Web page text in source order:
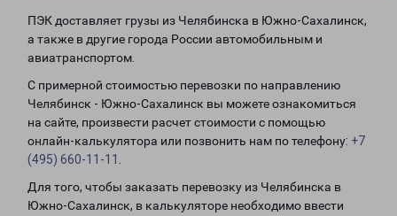
ПЭК доставляет грузы из Челябинска в Южно-Сахалинск,
а также в другие города России автомобильным и
авиатранспортом.
С примерной стоимостью перевозки по направлению
Челябинск - Южно-Сахалинск вы можете ознакомиться
на сайте, произвести расчет стоимости с помощью
онлайн-калькулятора или позвонить нам по телефону: +7
(495) 660-11-11
Для того, чтобы заказать перевозку из Челябинска в
Южно-Сахалинск, в калькуляторе необходимо ввести